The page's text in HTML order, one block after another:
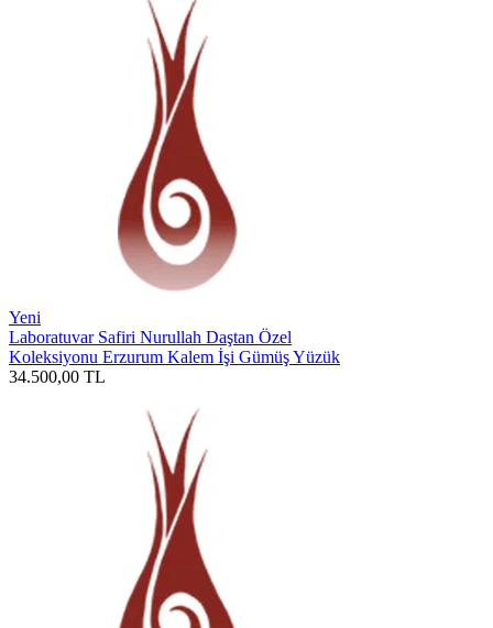
Yeni
Laboratuvar Safiri Nurullah Daştan Özel
Koleksiyonu Erzurum Kalem İşi Gümüş Yüzük
34.500,00 TL